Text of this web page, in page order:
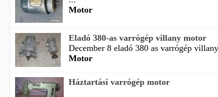
Motor
Eladó 380-as varrógép villany motor
December 8 eladó 380 as varrógép
Motor
Háztartási varrógép motor